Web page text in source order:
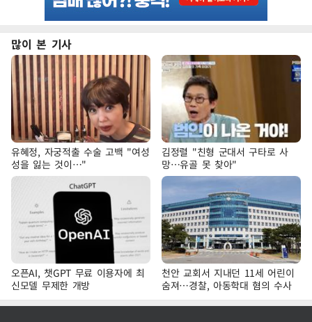
많이 본 기사
유혜정, 자궁적출 수술 고백 "여성
성을 잃는 것이…"
김정렬 "친형 군대서 구타로 사
망…유골 못 찾아"
오픈AI, 챗GPT 무료 이용자에 최
신모델 무제한 개방
천안 교회서 지내던 11세 어린이
숨져…경찰, 아동학대 혐의 수사